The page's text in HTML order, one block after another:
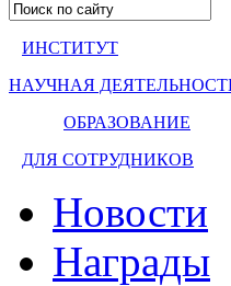
ИНСТИТУТ
НАУЧНАЯ
ОБРАЗОВАНИЕ
ДЛЯ СОТРУДНИКОВ
Новости
Награды